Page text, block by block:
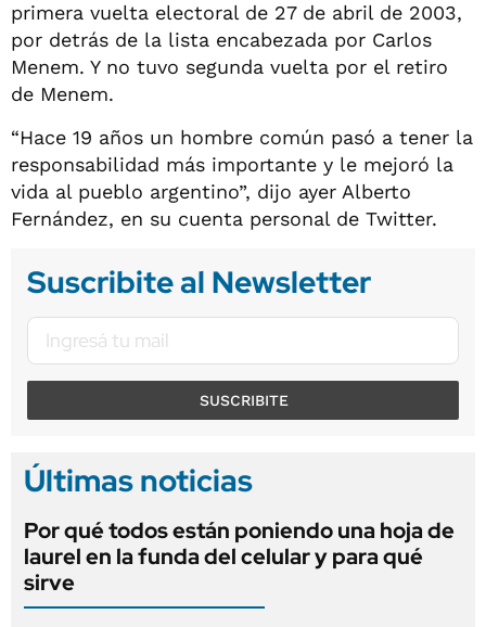
primera vuelta electoral de 27 de abril de 2003,
por detrás de la lista encabezada por Carlos
Menem. Y no tuvo segunda vuelta por el retiro
de Menem.
“Hace 19 años un hombre común pasó a tener la
responsabilidad más importante y le mejoró la
vida al pueblo argentino”, dijo ayer Alberto
Fernández, en su cuenta personal de Twitter.
Suscribite al Newsletter
SUSCRIBITE
Últimas noticias
Por qué todos están poniendo una hoja de
laurel en la funda del celular y para qué
sirve